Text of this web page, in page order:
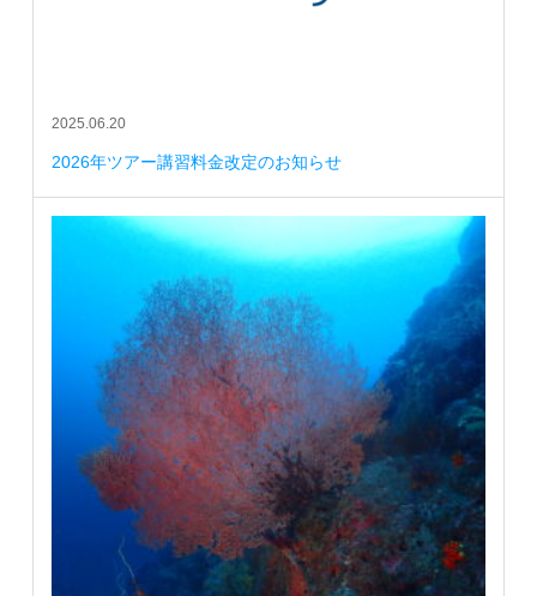
2025.06.20
2026年ツアー講習料金改定のお知らせ